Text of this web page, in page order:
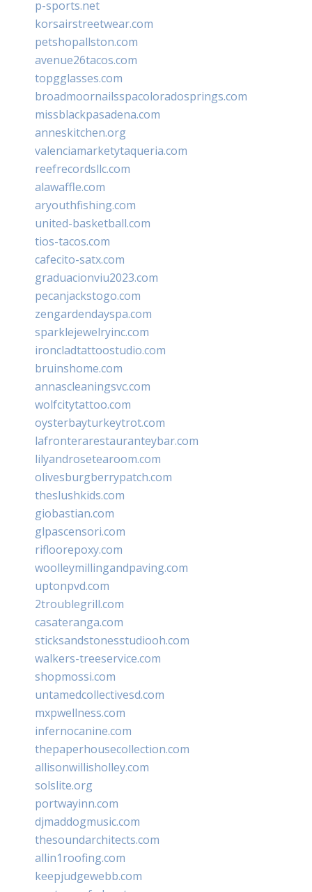
p-sports.net
korsairstreetwear.com
petshopallston.com
avenue26tacos.com
topgglasses.com
broadmoornailsspacoloradosprings.com
missblackpasadena.com
anneskitchen.org
valenciamarketytaqueria.com
reefrecordsllc.com
alawaffle.com
aryouthfishing.com
united-basketball.com
tios-tacos.com
cafecito-satx.com
graduacionviu2023.com
pecanjackstogo.com
zengardendayspa.com
sparklejewelryinc.com
ironcladtattoostudio.com
bruinshome.com
annascleaningsvc.com
wolfcitytattoo.com
oysterbayturkeytrot.com
lafronterarestauranteybar.com
lilyandrosetearoom.com
olivesburgberrypatch.com
theslushkids.com
giobastian.com
glpascensori.com
rifloorepoxy.com
woolleymillingandpaving.com
uptonpvd.com
2troublegrill.com
casateranga.com
sticksandstonesstudiooh.com
walkers-treeservice.com
shopmossi.com
untamedcollectivesd.com
mxpwellness.com
infernocanine.com
thepaperhousecollection.com
allisonwillisholley.com
solslite.org
portwayinn.com
djmaddogmusic.com
thesoundarchitects.com
allin1roofing.com
keepjudgewebb.com